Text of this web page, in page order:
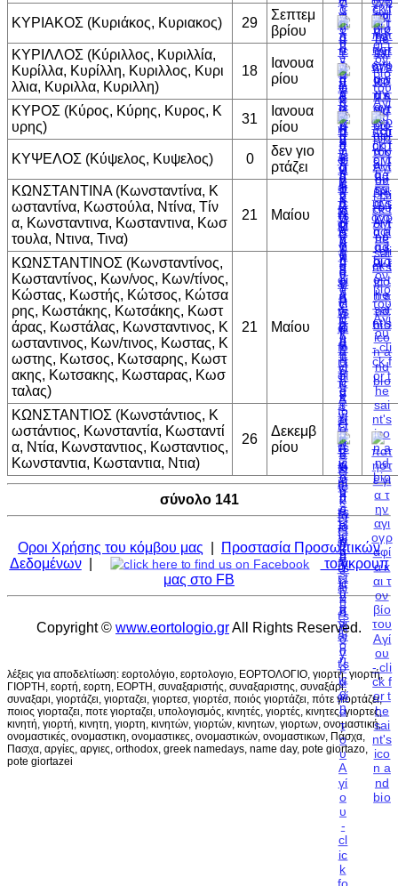
ΚΥΡΙΑΚΟΣ (Κυριάκος, Κυριακος) 29
Σεπτεμ
βρίου
ΚΥΡΙΛΛΟΣ (Κύριλλος, Κυριλλία,
Κυρίλλα, Κυρίλλη, Κυριλλος, Κυρι
λλια, Κυριλλα, Κυριλλη)
18
Ιανουα
ρίου
ΚΥΡΟΣ (Κύρος, Κύρης, Κυρος, Κ
υρης)
31
Ιανουα
ρίου
ΚΥΨΕΛΟΣ (Κύψελος, Κυψελος) 0
δεν γιο
ρτάζει
ΚΩΝΣΤΑΝΤΙΝΑ (Κωνσταντίνα, Κ
ωσταντίνα, Κωστούλα, Ντίνα, Τίν
α, Κωνσταντινα, Κωσταντινα, Κωσ
τουλα, Ντινα, Τινα)
21 Μαίου
ΚΩΝΣΤΑΝΤΙΝΟΣ (Κωνσταντίνος,
Κωσταντίνος, Κων/νος, Κων/τίνος,
Κώστας, Κωστής, Κώτσος, Κώτσα
ρης, Κωστάκης, Κωτσάκης, Κωστ
άρας, Κωστάλας, Κωνσταντινος, Κ
ωσταντινος, Κων/τινος, Κωστας, Κ
ωστης, Κωτσος, Κωτσαρης, Κωστ
ακης, Κωτσακης, Κωσταρας, Κωσ
ταλας)
21 Μαίου
ΚΩΝΣΤΑΝΤΙΟΣ (Κωνστάντιος, Κ
ωστάντιος, Κωνσταντία, Κωσταντί
α, Ντία, Κωνσταντιος, Κωσταντιος,
Κωνσταντια, Κωσταντια, Ντια)
26
Δεκεμβ
ρίου
σύνολο 141
Οροι Χρήσης του κόμβου μας
Προστασία Προσωπικών
Δεδομένων|
το γκρουπ
μας στο FB
Copyright © www.eortologio.grAll Rights Reserved.
λέξεις για αποδελτίωση: εορτολόγιο, εορτολογιο, ΕΟΡΤΟΛΟΓΙΟ, γιορτη, γιορτή,
ΓΙΟΡΤΗ, εορτή, εορτη, ΕΟΡΤΗ, συναξαριστής, συναξαριστης, συναξάρι,
συναξαρι, γιορτάζει, γιορταζει, γιορτεσ, γιορτέσ, ποιός γιορτάζει, πότε γιορτάζει,
ποιος γιορταζει, ποτε γιορταζει, υπολογισμός, κινητές, γιορτές, κινητες, γιορτες,
κινητή, γιορτή, κινητη, γιορτη, κινητών, γιορτών, κινητων, γιορτων, ονομαστική,
ονομαστικές, ονομαστικη, ονομαστικες, ονομαστικών, ονομαστικων, Πάσχα,
Πασχα, αργίες, αργιες, orthodox, greek namedays, name day, pote giortazo,
pote giortazei